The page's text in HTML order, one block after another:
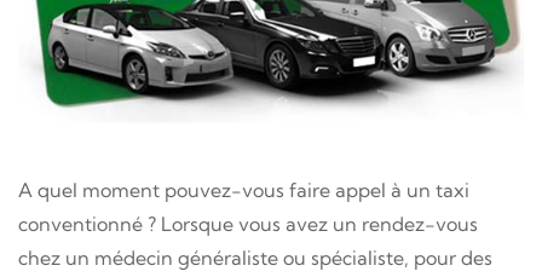
A quel moment pouvez-vous faire appel à un taxi
conventionné ? Lorsque vous avez un rendez-vous
chez un médecin généraliste ou spécialiste, pour des